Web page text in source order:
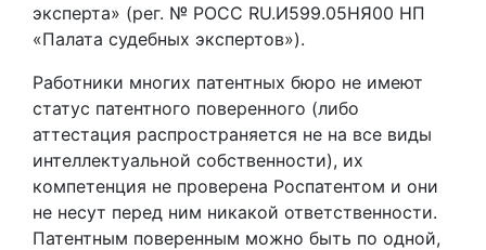
эксперта» (рег. № РОСС RU.И599.05НЯ00 НП
«Палата судебных экспертов»).
Работники многих патентных бюро не имеют
статус патентного поверенного (либо
аттестация распространяется не на все виды
интеллектуальной собственности), их
компетенция не проверена Роспатентом и они
не несут перед ним никакой ответственности.
Патентным поверенным можно быть по одной,